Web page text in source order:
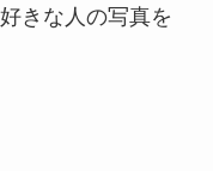
きな人の写真を